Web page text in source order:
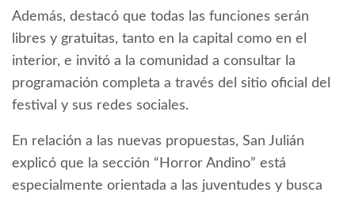
Además, destacó que todas las funciones serán
libres y gratuitas, tanto en la capital como en el
interior, e invitó a la comunidad a consultar la
programación completa a través del sitio oficial del
festival y sus redes sociales.
En relación a las nuevas propuestas, San Julián
explicó que la sección “Horror Andino” está
especialmente orientada a las juventudes y busca